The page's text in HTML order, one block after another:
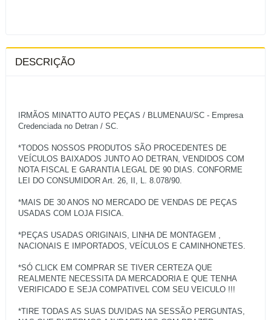
DESCRIÇÃO
IRMÃOS MINATTO AUTO PEÇAS / BLUMENAU/SC - Empresa
Credenciada no Detran / SC.
*TODOS NOSSOS PRODUTOS SÃO PROCEDENTES DE
VEÍCULOS BAIXADOS JUNTO AO DETRAN, VENDIDOS COM
NOTA FISCAL E GARANTIA LEGAL DE 90 DIAS. CONFORME
LEI DO CONSUMIDOR Art. 26, II, L. 8.078/90.
*MAIS DE 30 ANOS NO MERCADO DE VENDAS DE PEÇAS
USADAS COM LOJA FISICA.
*PEÇAS USADAS ORIGINAIS, LINHA DE MONTAGEM ,
NACIONAIS E IMPORTADOS, VEÍCULOS E CAMINHONETES.
*SÓ CLICK EM COMPRAR SE TIVER CERTEZA QUE
REALMENTE NECESSITA DA MERCADORIA E QUE TENHA
VERIFICADO E SEJA COMPATIVEL COM SEU VEICULO !!!
*TIRE TODAS AS SUAS DUVIDAS NA SESSÃO PERGUNTAS,